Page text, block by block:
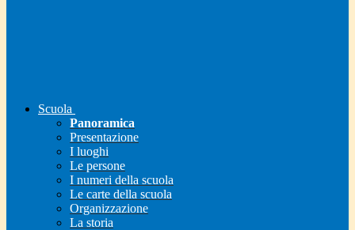
Scuola
Panoramica
Presentazione
I luoghi
Le persone
I numeri della scuola
Le carte della scuola
Organizzazione
La storia